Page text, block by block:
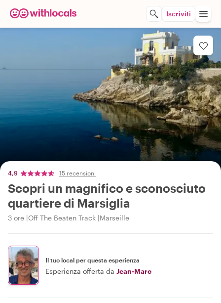
Iscriviti
4,9 15 recensioni
Scopri un magnifico e sconosciuto
quartiere di Marsiglia
3 ore Off The Beaten Track Marseille
Il tuo local per questa esperienza
Esperienza offerta da Jean-Marc